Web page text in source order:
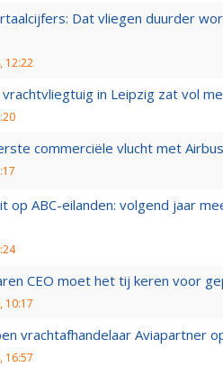
Dat vliegen duurder
12:22
in Leipzig zat vol
commerciële vlucht met
op ABC-eilanden: volgend jaar
CEO moet het tij keren voor
10:17
vrachtafhandelaar Aviapartner
16:57